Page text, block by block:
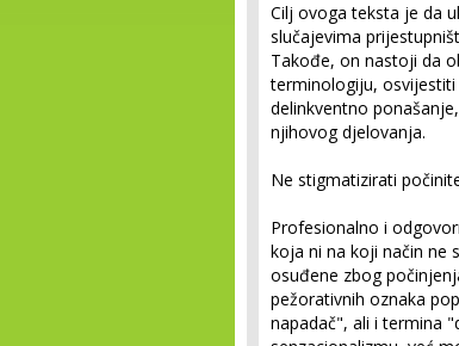
Cilj ovoga teksta je da
slučajevima
Takođe, on nastoji da
terminologiju,
delinkventno
njihovog djelovanja.
Ne stigmatizirati
Profesionalno i
koja ni na koji način ne
osuđene zbog
pežorativnih oznaka
napadač", ali i termina